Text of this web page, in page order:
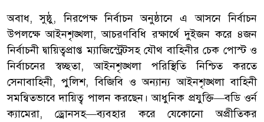
অবাধ, সুষ্ঠু, নিরপেক্ষ নির্বাচন অনুষ্ঠানে এ আসনে নির্বাচন
উপলক্ষে আইনশৃঙ্খলা, আচরণবিধি রক্ষার্থে দুইজন করে ৪জন
নির্বাচনী দ্বায়িত্বপ্রাপ্ত ম্যাজিস্ট্রেটসহ যৌথ বাহিনীর চেক পোস্ট ও
নির্বাচনের স্বচ্ছতা, আইনশৃঙ্খলা পরিস্থিতি নিশ্চিত করতে
সেনাবাহিনী, পুলিশ, বিজিবি ও অন্যান্য আইনশৃঙ্খলা বাহিনী
সমন্বিতভাবে দায়িত্ব পালন করছেন। আধুনিক প্রযুক্তি—বডি ওর্ন
ক্যামেরা, ড্রোনসহ—ব্যবহার করে যেকোনো অপ্রীতিকর